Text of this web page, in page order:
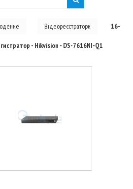
Відеореєстратори 16-
- Hikvision - DS-7616NI-Q1